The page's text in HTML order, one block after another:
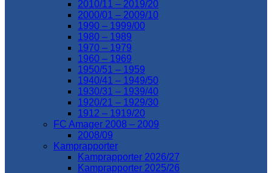
2010/11 – 2019/20
2000/01 – 2009/10
1990 – 1999/00
1980 – 1989
1970 – 1979
1960 – 1969
1950/51 – 1959
1940/41 – 1949/50
1930/31 – 1939/40
1920/21 – 1929/30
1912 – 1919/20
FC Amager 2008 – 2009
2008/09
Kamprapporter
Kamprapporter 2026/27
Kamprapporter 2025/26